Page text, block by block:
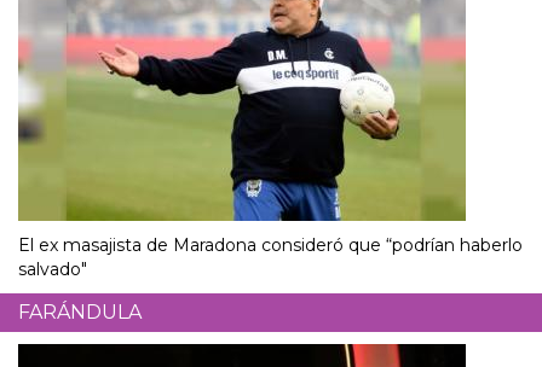
El ex masajista de Maradona consideró que “podrían haberlo
salvado"
FARÁNDULA